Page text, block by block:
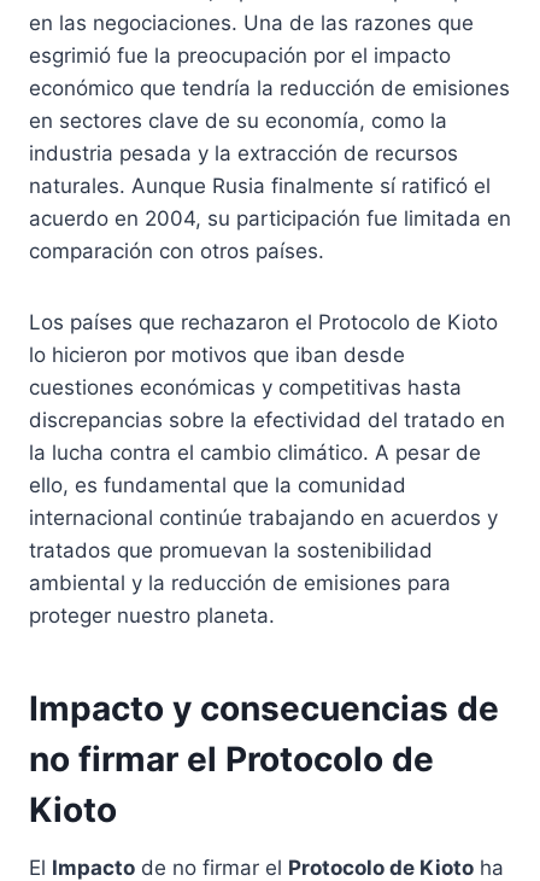
en las negociaciones. Una de las razones que
esgrimió fue la preocupación por el impacto
económico que tendría la reducción de emisiones
en sectores clave de su economía, como la
industria pesada y la extracción de recursos
naturales. Aunque Rusia finalmente sí ratificó el
acuerdo en 2004, su participación fue limitada en
comparación con otros países.
Los países que rechazaron el Protocolo de Kioto
lo hicieron por motivos que iban desde
cuestiones económicas y competitivas hasta
discrepancias sobre la efectividad del tratado en
la lucha contra el cambio climático. A pesar de
ello, es fundamental que la comunidad
internacional continúe trabajando en acuerdos y
tratados que promuevan la sostenibilidad
ambiental y la reducción de emisiones para
proteger nuestro planeta.
Impacto y consecuencias de
no firmar el Protocolo de
Kioto
El Impacto de no firmar el Protocolo de Kioto ha